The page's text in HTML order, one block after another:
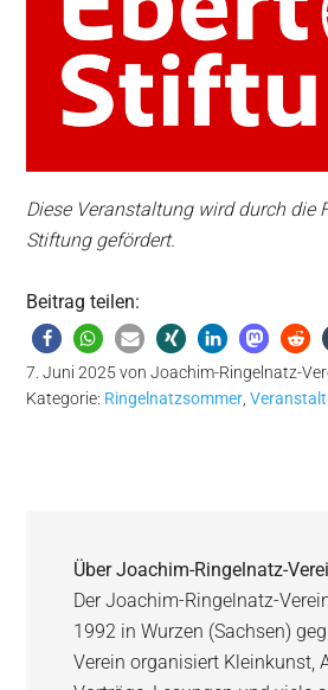
Diese Veranstaltung wird durch die
Stiftung gefördert.
Beitrag teilen:
7. Juni 2025 vonJoachim-Ringelnatz-
Kategorie: Ringelnatzsommer ,
ÜberJoachim-Ringelnatz-
Der Joachim-Ringelnatz-
1992 in Wurzen (Sachsen)
Verein organisiert Kleinkunst,